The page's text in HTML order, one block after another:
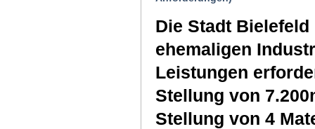
Die Stadt
ehemaligen
Leistungen
Stellung von
Stellung von 4